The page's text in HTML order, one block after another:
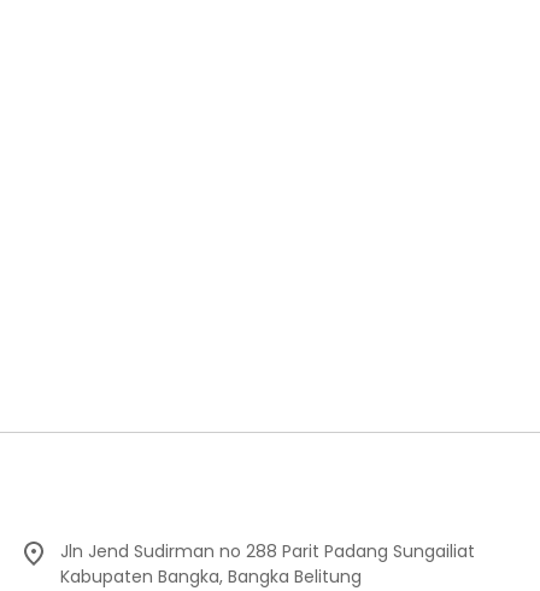
Jln Jend Sudirman no 288 Parit Padang Sungailiat
Kabupaten Bangka, Bangka Belitung